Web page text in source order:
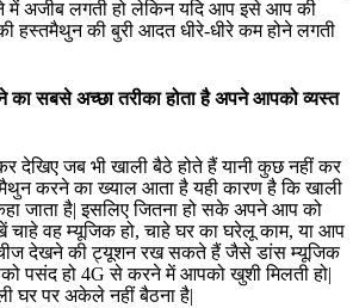
अजीब लगती हो लेकिन यदि आप इसे आप की
हस्तमैथुन की बुरी आदत धीरे-धीरे कम होने लगती
सबसे अच्छा तरीका होता है अपने आपको व्यस्त
देखिए जब भी खाली बैठे होते हैं यानी कुछ नहीं कर
करने का ख्याल आता है यही कारण है कि खाली
जाता है| इसलिए जितना हो सके अपने आप को
चाहे वह म्यूजिक हो, चाहे घर का घरेलू काम, या आप
देखने की ट्यूशन रख सकते हैं जैसे डांस म्यूजिक
पसंद हो 4G से करने में आपको खुशी मिलती हो|
घर पर अकेले नहीं बैठना है|